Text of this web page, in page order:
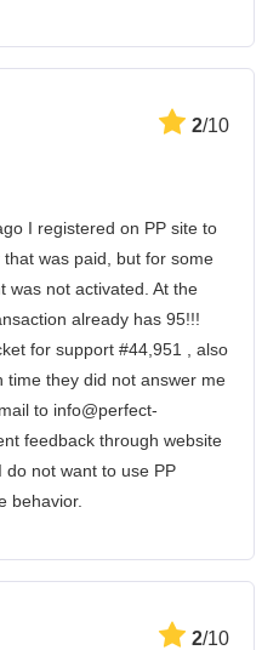
2/10
I registered on PP site to
was paid, but for some
was not activated. At the
already has 95!!!
for support #44,951 , also
time they did not answer me
to info@perfect-
feedback through website
do not want to use PP
behavior.
2/10